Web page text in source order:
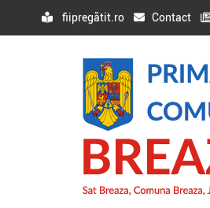
fiipregătit.ro Contact